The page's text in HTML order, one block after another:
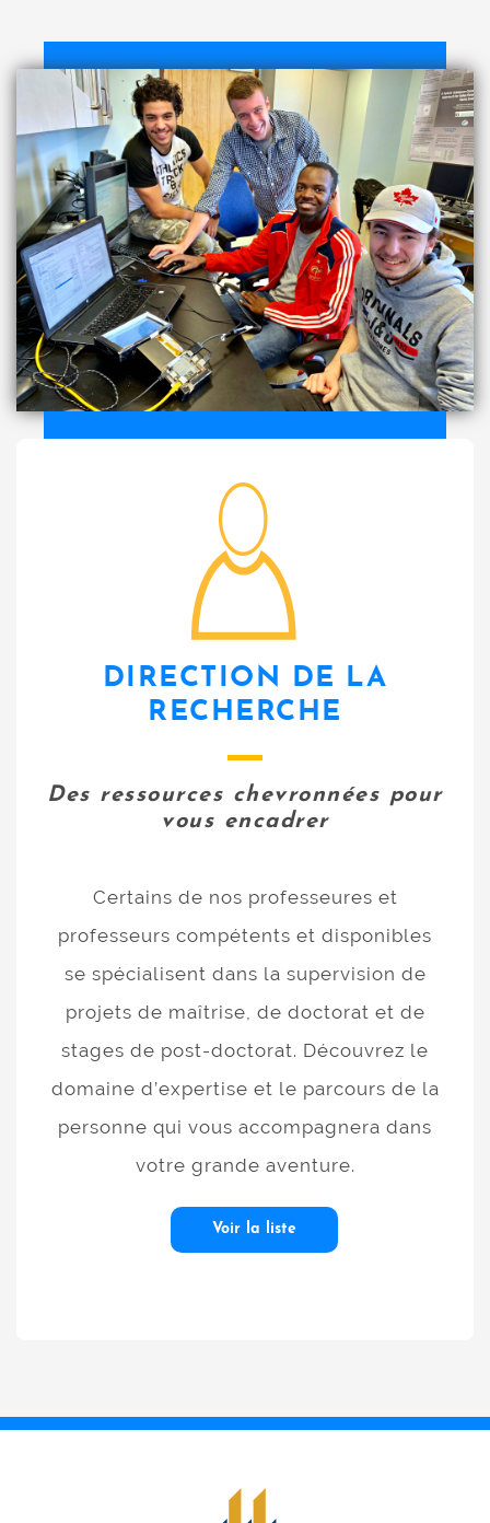
professeurs
DIRECTION DE LA
RECHERCHE
Des ressources chevronnées pour
vous encadrer
Certains de nos professeures et
professeurs compétents et disponibles
se spécialisent dans la supervision de
projets de maîtrise, de doctorat et de
stages de post-doctorat. Découvrez le
domaine d’expertise et le parcours de la
personne qui vous accompagnera dans
votre grande aventure.
Voir la liste